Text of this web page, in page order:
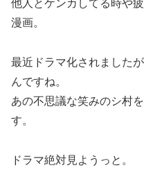
他人とケンカしてる時や
漫画。
最近ドラマ化されましたが
んですね。
あの不思議な笑みのシ村
す。
ドラマ絶対見ようっと。